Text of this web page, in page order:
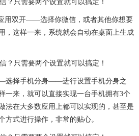
用双开——选择你微信，或者其他你想要
这样一来，系统就会自动在桌面上生成
选择手机分身——进行设置手机分身之
一来，就可以直接实现一台手机拥有3个
法在大多数应用上都可以实现的，甚至是
方式进行操作，非常的贴心。